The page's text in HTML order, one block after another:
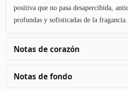
positiva que no pasa desapercibida,
profundas y sofisticadas de la fragancia.
Notas de corazón
Notas de fondo